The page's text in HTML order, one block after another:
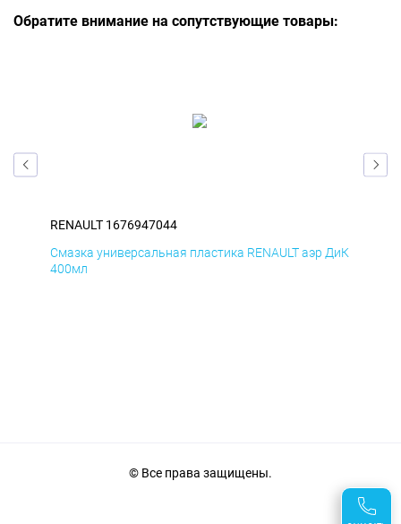
Обратите внимание на сопутствующие товары:
RENAULT 1676947044
Смазка универсальная пластика RENAULT аэр ДиК
400мл
© Все права защищены.